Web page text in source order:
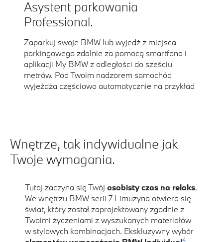
Asystent parkowania
Professional.
Zaparkuj swoje BMW lub wyjedź z miejsca
parkingowego zdalnie za pomocą smartfona i
aplikacji My BMW z odległości do sześciu
metrów. Pod Twoim nadzorem samochód
wyjeżdża częściowo automatycznie na przykład
Wnętrze, tak indywidualne jak
Twoje wymagania.
Tutaj zaczyna się Twój osobisty czas na relaks.
We wnętrzu BMW serii 7 Limuzyna otwiera się
świat, który został zaprojektowany zgodnie z
Twoimi życzeniami z wyszukanych materiałów
w stylowych kombinacjach. Ekskluzywny wybór
4